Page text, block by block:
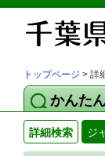
トップページ > 詳
かんた
詳細検索 ジ